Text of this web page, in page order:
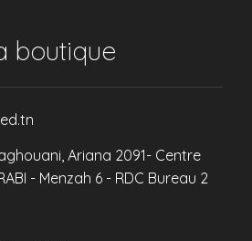
boutique
Ariana 2091- Centre
- Menzah 6 - RDC Bureau 2